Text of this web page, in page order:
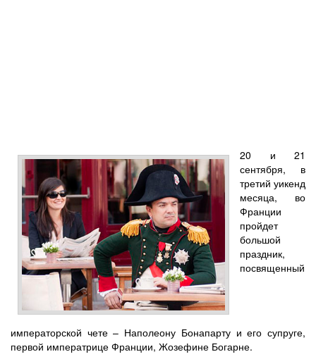
20 и 21
сентября, в
третий уикенд
месяца, во
Франции
пройдет
большой
праздник,
посвященный
императорской чете – Наполеону Бонапарту и его супруге,
первой императрице Франции, Жозефине Богарне.